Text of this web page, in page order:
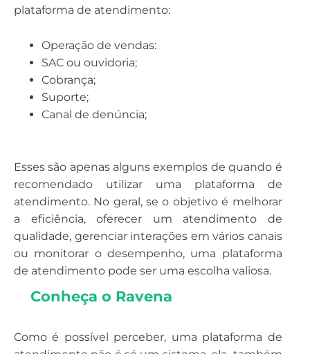
plataforma de atendimento:
Operação de vendas:
SAC ou ouvidoria;
Cobrança;
Suporte;
Canal de denúncia;
Esses são apenas alguns exemplos de quando é
recomendado utilizar uma plataforma de
atendimento. No geral, se o objetivo é melhorar
a eficiência, oferecer um atendimento de
qualidade, gerenciar interações em vários canais
ou monitorar o desempenho, uma plataforma
de atendimento pode ser uma escolha valiosa.
Conheça o Ravena
Como é possível perceber, uma plataforma de